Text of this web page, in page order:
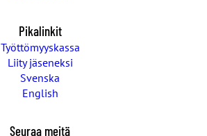
Pikalinkit
Työttömyyskassa
Liity jäseneksi
Svenska
English
Seuraa meitä